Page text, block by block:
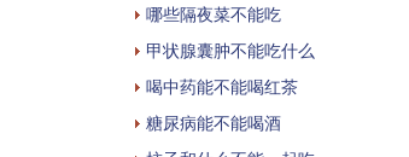
哪些隔夜菜不能吃
甲状腺囊肿不能吃什么
喝中药能不能喝红茶
糖尿病能不能喝酒